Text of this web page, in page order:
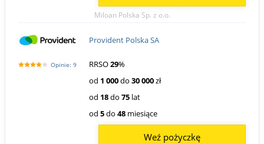
Miloan Polska Sp. z o.o.
Opinie: 9
Provident Polska SA
RRSO29%
od 1 000do 30 000zł
od 18do 75 lat
od 5do 48 miesiące
Weź pożyczkę